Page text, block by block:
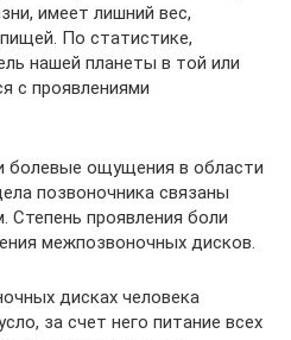
имеет лишний вес,
По статистике,
нашей планеты в той или
с проявлениями
болевые ощущения в области
позвоночника связаны
Степень проявления боли
межпозвоночных дисков.
дисках человека
за счет него питание всех